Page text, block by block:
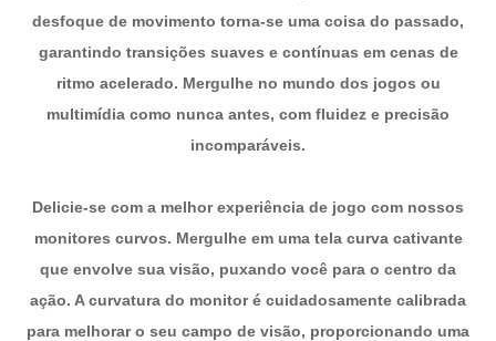
desfoque de movimento torna-se uma coisa do passado,
garantindo transições suaves e contínuas em cenas de
ritmo acelerado. Mergulhe no mundo dos jogos ou
multimídia como nunca antes, com fluidez e precisão
incomparáveis.
Delicie-se com a melhor experiência de jogo com nossos
monitores curvos. Mergulhe em uma tela curva cativante
que envolve sua visão, puxando você para o centro da
ação. A curvatura do monitor é cuidadosamente calibrada
para melhorar o seu campo de visão, proporcionando uma